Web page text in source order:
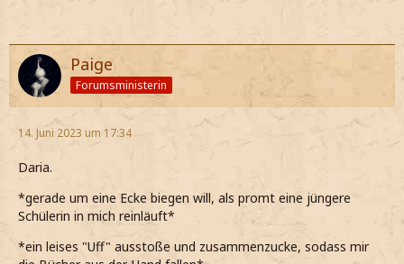
Paige
Forumsministerin
14. Juni 2023 um 17:34
Daria.
*gerade um eine Ecke biegen will, als promt eine jüngere
Schülerin in mich reinläuft*
*ein leises "Uff" ausstoße und zusammenzucke, sodass mir